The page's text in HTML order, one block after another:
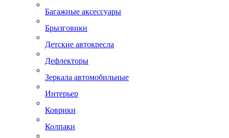
Багажные аксессуары
Брызговики
Детские автокресла
Дефлекторы
Зеркала автомобильные
Интерьер
Коврики
Колпаки